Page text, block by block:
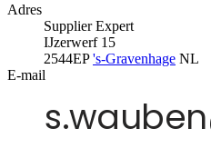
Adres
Supplier Expert
IJzerwerf 15
2544EP's-Gravenhage NL
E-mail